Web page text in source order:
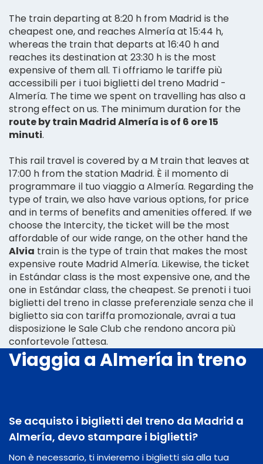
The train departing at 8:20 h from Madrid is the
cheapest one, and reaches Almería at 15:44 h,
whereas the train that departs at 16:40 h and
reaches its destination at 23:30 h is the most
expensive of them all. Ti offriamo le tariffe più
accessibili per i tuoi biglietti del treno Madrid -
Almería. The time we spent on travelling has also a
strong effect on us. The minimum duration for the
route by train Madrid Almería is of 6 ore 15
minuti.
This rail travel is covered by a M train that leaves at
17:00 h from the station Madrid. È il momento di
programmare il tuo viaggio a Almería. Regarding the
type of train, we also have various options, for price
and in terms of benefits and amenities offered. If we
choose the Intercity, the ticket will be the most
affordable of our wide range, on the other hand the
Alvia train is the type of train that makes the most
expensive route Madrid Almería. Likewise, the ticket
in Estándar class is the most expensive one, and the
one in Estándar class, the cheapest. Se prenoti i tuoi
biglietti del treno in classe preferenziale senza che il
biglietto sia con tariffa promozionale, avrai a tua
disposizione le Sale Club che rendono ancora più
confortevole l'attesa.
Viaggia a Almería in treno
Se acquisto i biglietti del treno da Madrid a
Almería, devo stampare i biglietti?
Non è necessario, ti invieremo i biglietti sia alla tua